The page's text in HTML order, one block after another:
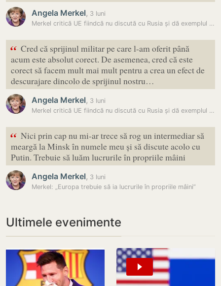
Angela Merkel, 3 luni
Merkel critică UE fiindcă nu discută cu Rusia și dă exemplul lui Trump
“ Cred că sprijinul militar pe care l-am oferit până
acum este absolut corect. De asemenea, cred că este
corect să facem mult mai mult pentru a crea un efect de
descurajare dincolo de sprijinul nostru…
Angela Merkel, 3 luni
Merkel critică UE fiindcă nu discută cu Rusia și dă exemplul lui Trump
“ Nici prin cap nu mi-ar trece să rog un intermediar să
meargă la Minsk în numele meu și să discute acolo cu
Putin. Trebuie să luăm lucrurile în propriile mâini
Angela Merkel, 3 luni
Merkel: „Europa trebuie să ia lucrurile în propriile mâini”
Ultimele evenimente